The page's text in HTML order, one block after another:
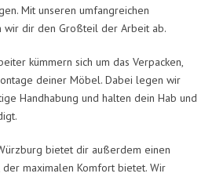
Mit unseren umfangreichen
wir dir den Großteil der Arbeit ab.
kümmern sich um das Verpacken,
deiner Möbel. Dabei legen wir
Handhabung und halten dein Hab und
bietet dir außerdem einen
der maximalen Komfort bietet. Wir